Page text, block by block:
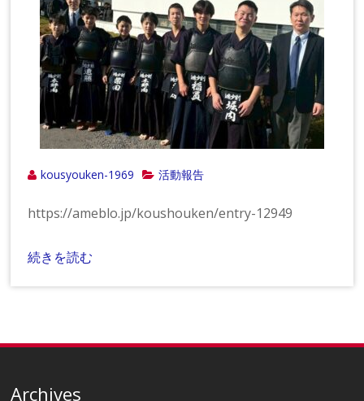
kousyouken-1969 活動報告
https://ameblo.jp/koushouken/entry-12949
続きを読む
Archives